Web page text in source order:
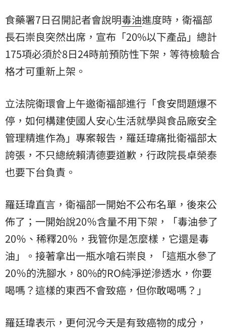
食藥署7日召開記者會說明毒油進度時，衛福部
長石崇良突然出席，宣布「20%以下產品」總計
175項必須於8日24時前預防性下架，等待檢驗合
格才可重新上架。
立法院衛環會上午邀衛福部進行「食安問題爆不
停，如何構建使國人安心生活就學與食品廠安全
管理精進作為」專案報告，羅廷瑋痛批衛福部太
誇張，不只總統賴清德要道歉，行政院長卓榮泰
也要下台負責。
羅廷瑋直言，衛福部一開始不公布名單，後來公
佈了；一開始說20％含量不用下架，「毒油參了
20％、稀釋20％，我管你是怎麼樣，它還是毒
油」。接著拿出一瓶水嗆石崇良，「這瓶水參了
20％的洗腳水，80%的RO純淨逆滲透水，你要
喝嗎？這樣的東西不會致癌，但你敢喝嗎？」
羅廷瑋表示，更何況今天是有致癌物的成分，